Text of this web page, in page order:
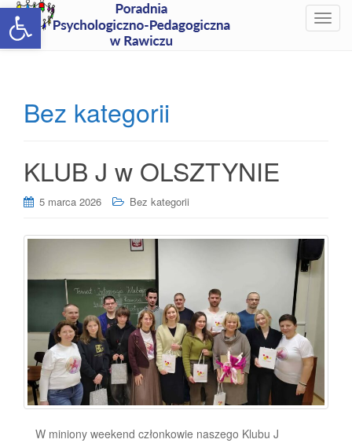
Open toolbar
T
t
i
Bez kategorii
KLUB J w OLSZTYNIE
5 marca 2026 Bez kategorii
W miniony weekend członkowie naszego Klubu J